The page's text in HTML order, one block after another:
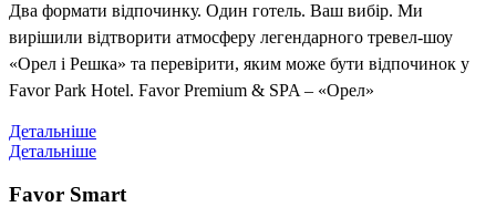
Два формати відпочинку. Один готель. Ваш вибір. Ми
вирішили відтворити атмосферу легендарного тревел-шоу
«Орел і Решка» та перевірити, яким може бути відпочинок у
Favor Park Hotel. Favor Premium & SPA – «Орел»
Детальніше
Детальніше
Favor Smart